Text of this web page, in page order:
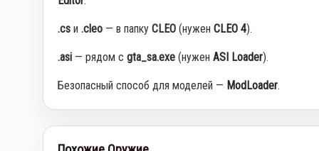
.cs и .cleo — в папку CLEO (нужен CLEO 4).
.asi — рядом с gta_sa.exe (нужен ASI Loader).
Безопасный способ для моделей — ModLoader.